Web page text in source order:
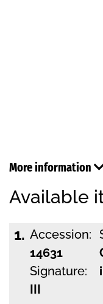
More information
Available
1. Accession:
14631
Signature:
III